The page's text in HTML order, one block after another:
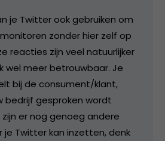
je Twitter ook gebruiken om
zonder hier zelf op
reacties zijn veel natuurlijker
wel meer betrouwbaar. Je
bij de consument/klant,
bedrijf gesproken wordt
zijn er nog genoeg andere
je Twitter kan inzetten, denk